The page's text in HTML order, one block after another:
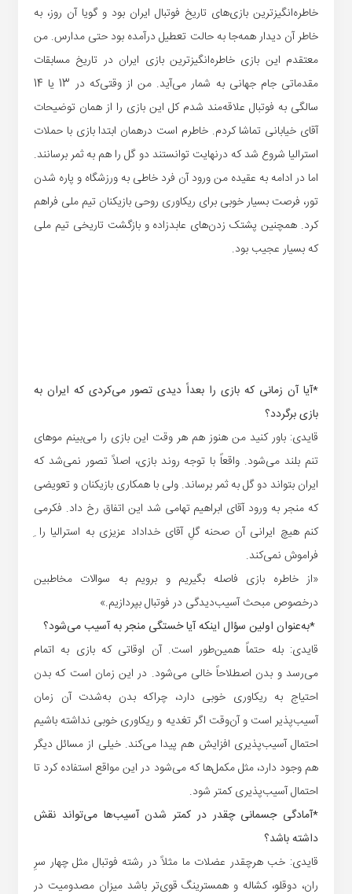
خاطره‌انگیزترین بازی‌های تاریخ فوتبال ایران بود و گویا آن روز، به
خاطر آن دیدار همه‌جا به حالت تعطیل درآمده بود حتی مدارس. من
معتقدم این بازی خاطره‌انگیزترین بازی ایران در تاریخ مسابقات
مقدماتی جام جهانی به شمار می‌آید. من از وقتی‌که در 13 یا 14
سالگی به فوتبال علاقه‌مند شدم کل این بازی را از همان توضیحات
آقای خیابانی تماشا کردم. خاطرم است درهمان ابتدا بازی با حملات
استرالیا شروع شد که درنهایت توانستند دو گل را هم به ثمر برسانند.
اما در ادامه به عقیده من ورود آن فرد خاطی به ورزشگاه و پاره شدن
تور، فرصت بسیار خوبی برای ریکاوری روحی بازیکنان تیم ملی فراهم
کرد. همچنین پشتک زدن‌های عابدزاده و بازگشت تاریخی تیم ملی
که بسیار عجیب بود.
*آیا آن زمانی که بازی را بعداً دیدی تصور می‌کردی که ایران به
بازی برگردد؟
قایدی: باور کنید من هنوز هم هر وقت این بازی را می‌بینم موهای
تنم بلند می‌شود. واقعاً با توجه روند بازی، اصلاً تصور نمی‌شد که
ایران بتواند دو گل به ثمر برساند. ولی با همکاری بازیکنان و تعویضی
که منجر به ورود آقای ابراهیم تهامی شد این اتفاق رخ داد. فکرمی
کنم هیچ ایرانی آن صحنه گلِ آقای خداداد عزیزی به استرالیا را ِ
فراموش نمی‌کند.
«از خاطره بازی فاصله بگیریم و برویم به سوالات مخاطبین
درخصوص مبحث آسیب‌دیدگی در فوتبال بپردازیم.»
*به‌عنوان اولین سؤال اینکه آیا خستگی منجر به آسیب می‌شود؟
قایدی: بله حتماً همین‌طور است. آن اوقاتی که بازی به اتمام
می‌رسد و بدن اصطلاحاً خالی می‌شود. در این زمان است که بدن
احتیاج به ریکاوری خوبی دارد، چراکه بدن به‌شدت آن زمان
آسیب‌پذیر است و آن‌وقت اگر تغدیه و ریکاوری خوبی نداشته باشیم
احتمال آسیب‌پذیری افزایش هم پیدا می‌کند. خیلی از مسائل دیگر
هم وجود دارد، مثل مکمل‌ها که می‌شود در این مواقع استفاده کرد تا
احتمال آسیب‌پذیری کمتر شود.
*آمادگی جسمانی چقدر در کمتر شدن آسیب‌ها می‌تواند نقش
داشته باشد؟
قایدی: خب هرچقدر عضلات ما مثلاً در رشته فوتبال مثل چهار سرِ
ران، دوقلو، کشاله و همسترینگ قوی‌تر باشد میزان مصدومیت در